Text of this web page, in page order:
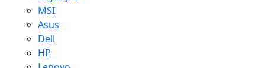
MSI
Asus
Dell
HP